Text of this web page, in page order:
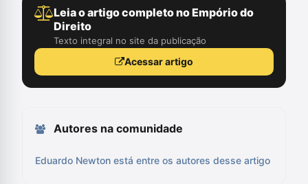
Leia o artigo completo no Empório do
Direito
Texto integral no site da publicação
Acessar artigo
Autores na comunidade
Eduardo Newton está entre os autores desse artigo